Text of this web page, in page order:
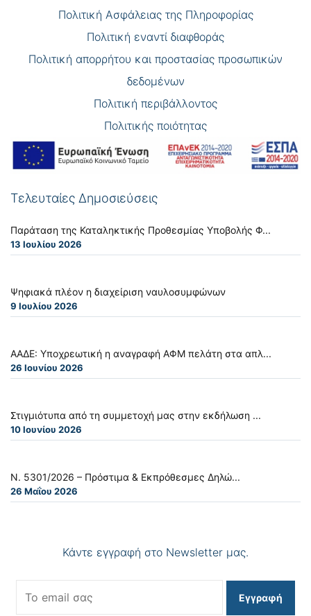
Πολιτική Ασφάλειας της Πληροφορίας
Πολιτική εναντί διαφθοράς
Πολιτική απορρήτου και προστασίας προσωπικών
δεδομένων
Πολιτική περιβάλλοντος
Πολιτικής ποιότητας
Τελευταίες Δημοσιεύσεις
Παράταση της Καταληκτικής Προθεσμίας Υποβολής Φ...
13 Ιουλίου 2026
Ψηφιακά πλέον η διαχείριση ναυλοσυμφώνων
9 Ιουλίου 2026
ΑΑΔΕ: Υποχρεωτική η αναγραφή ΑΦΜ πελάτη στα απλ...
26 Ιουνίου 2026
Στιγμιότυπα από τη συμμετοχή μας στην εκδήλωση ...
10 Ιουνίου 2026
Ν. 5301/2026 – Πρόστιμα & Εκπρόθεσμες Δηλώ...
26 Μαΐου 2026
Κάντε εγγραφή στο Newsletter μας.
Εγγραφή